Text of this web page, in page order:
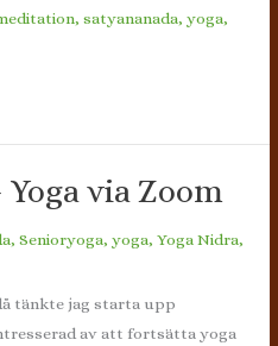
,satyananada,yoga,
via Zoom
,Senioryoga,yoga,Yoga Nidra,
tänkte jag starta upp
av att fortsätta yoga